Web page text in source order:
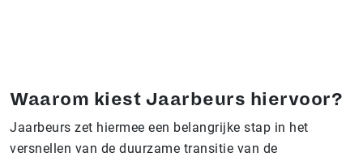
Waarom kiest Jaarbeurs hiervoor?
Jaarbeurs zet hiermee een belangrijke stap in het
versnellen van de duurzame transitie van de